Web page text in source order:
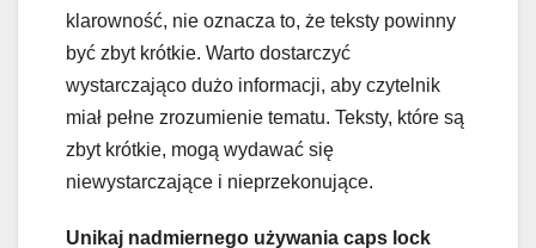
klarowność, nie oznacza to, że teksty powinny
być zbyt krótkie. Warto dostarczyć
wystarczająco dużo informacji, aby czytelnik
miał pełne zrozumienie tematu. Teksty, które są
zbyt krótkie, mogą wydawać się
niewystarczające i nieprzekonujące.
Unikaj nadmiernego używania caps lock